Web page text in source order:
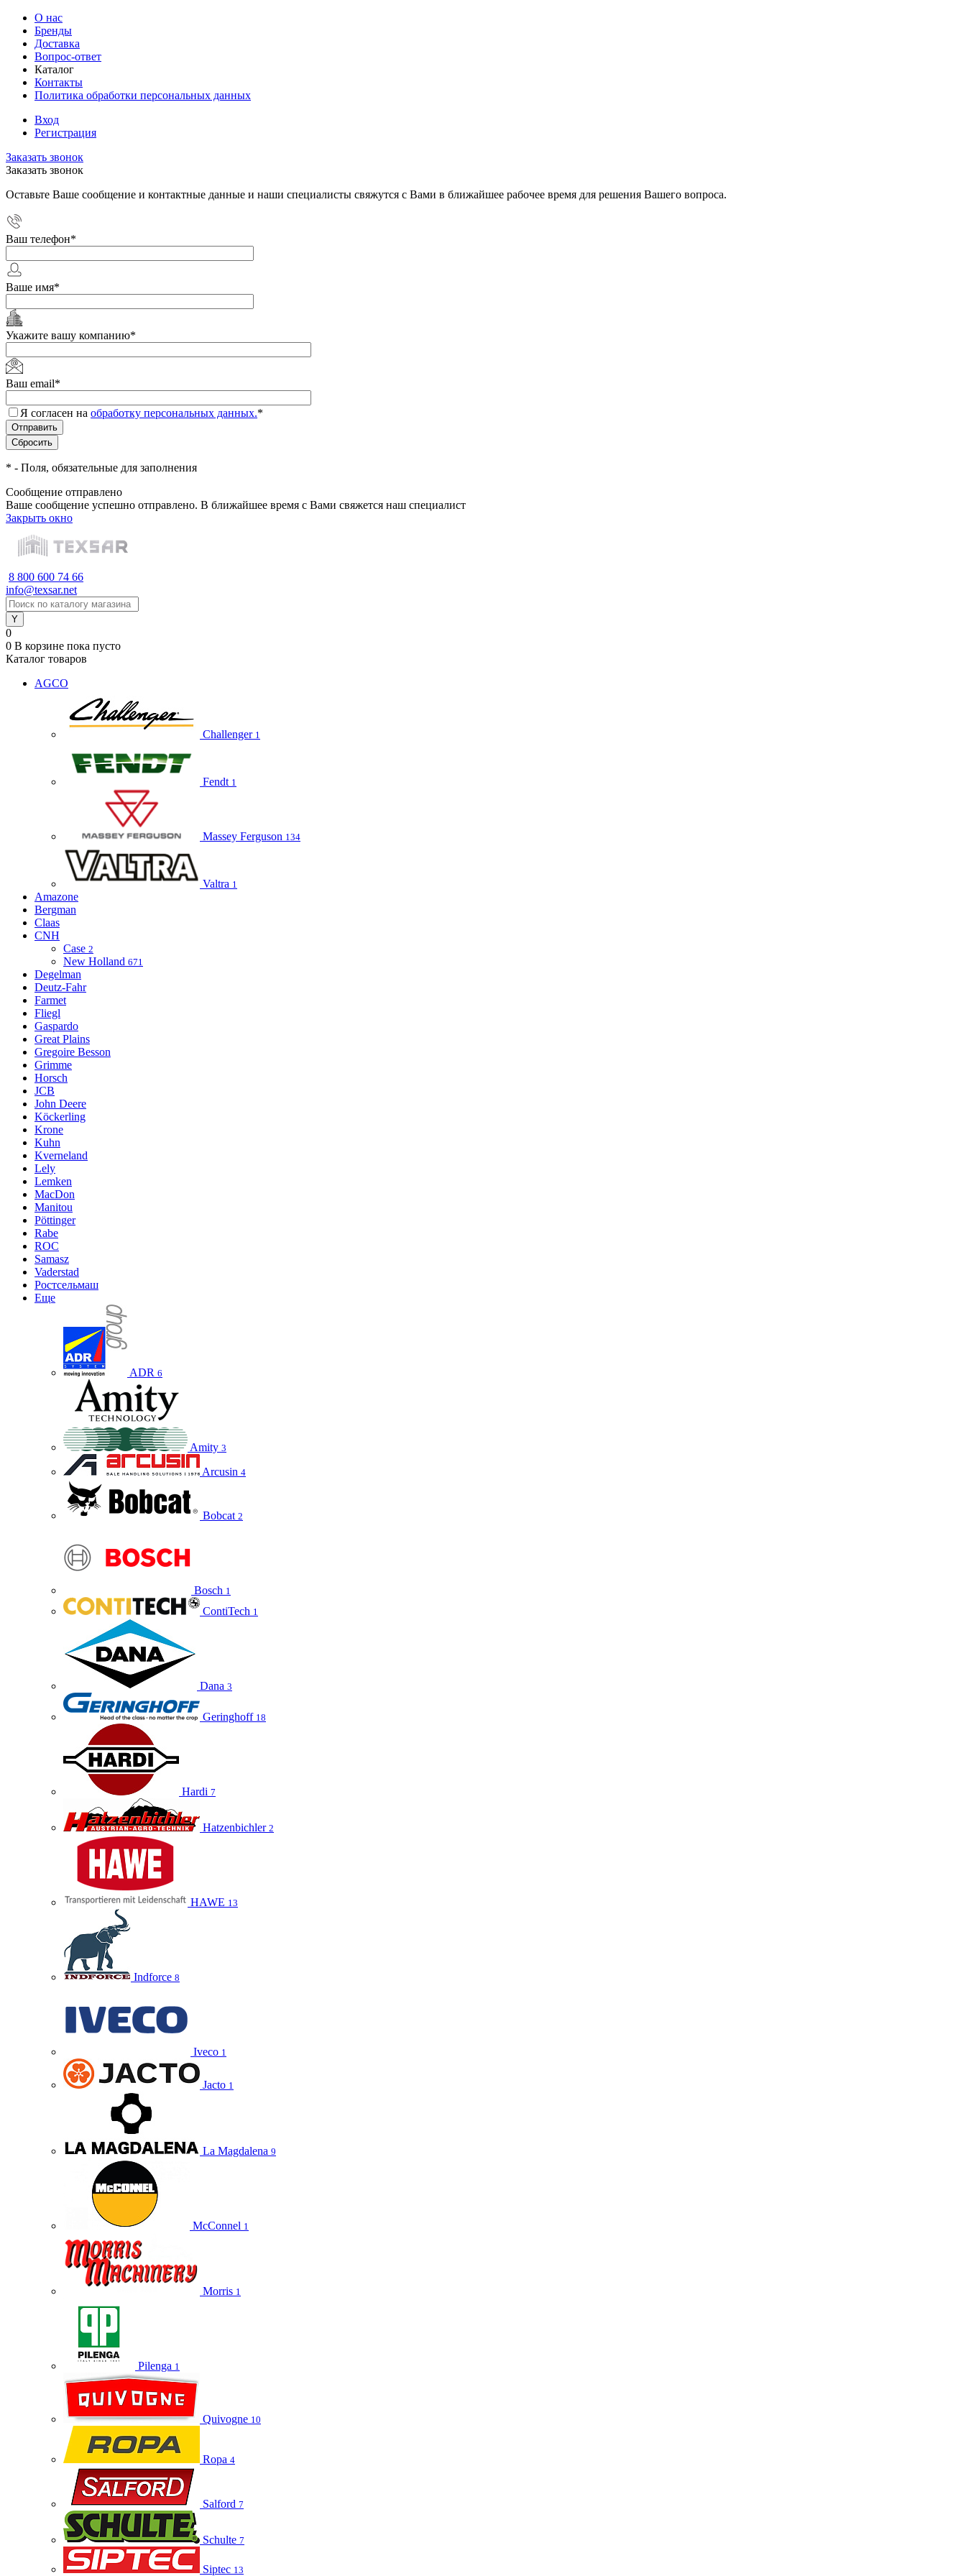
О нас
Бренды
Доставка
Вопрос-ответ
Каталог
Контакты
Политика обработки персональных данных
Вход
Регистрация
Заказать звонок
Заказать звонок
Оставьте Ваше сообщение и контактные данные и наши специалисты свяжутся с Вами в ближайшее рабочее время для решения Вашего вопроса.
Ваш телефон*
Ваше имя*
Укажите вашу компанию*
Ваш email*
Я согласен на обработку персональных данных.*
* - Поля, обязательные для заполнения
Сообщение отправлено
Ваше сообщение успешно отправлено. В ближайшее время с Вами свяжется наш специалист
Закрыть окно
8 800 600 74 66
info@texsar.net
0
0 В корзине пока пусто
Каталог товаров
AGCO
Challenger 1
Fendt 1
Massey Ferguson 134
Valtra 1
Amazone
Bergman
Claas
CNH
Case 2
New Holland 671
Degelman
Deutz-Fahr
Farmet
Fliegl
Gaspardo
Great Plains
Gregoire Besson
Grimme
Horsch
JCB
John Deere
Köckerling
Krone
Kuhn
Kverneland
Lely
Lemken
MacDon
Manitou
Pöttinger
Rabe
ROC
Samasz
Vaderstad
Ростсельмаш
Еще
ADR 6
Amity 3
Arcusin 4
Bobcat 2
Bosch 1
ContiTech 1
Dana 3
Geringhoff 18
Hardi 7
Hatzenbichler 2
HAWE 13
Indforce 8
Iveco 1
Jacto 1
La Magdalena 9
McConnel 1
Morris 1
Pilenga 1
Quivogne 10
Ropa 4
Salford 7
Schulte 7
Siptec 13